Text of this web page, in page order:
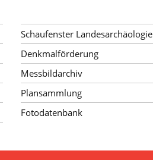
Schaufenster Landesarchäologie
Denkmalförderung
Messbildarchiv
Plansammlung
Fotodatenbank